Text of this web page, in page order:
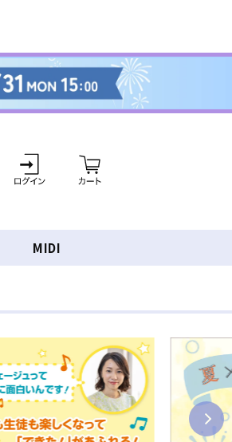
グ
イ
ー
ト
MIDI